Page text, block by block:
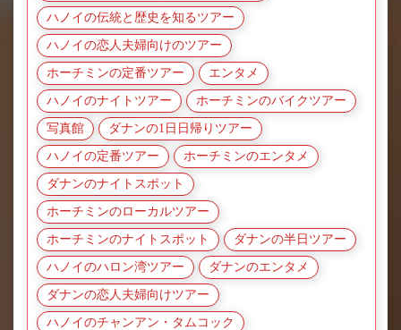
ハノイの伝統と歴史を知るツアー
ハノイの恋人夫婦向けのツアー
ホーチミンの定番ツアー エンタメ
ハノイのナイトツアー ホーチミンのバイクツアー
写真館 ダナンの1日日帰りツアー
ハノイの定番ツアー ホーチミンのエンタメ
ダナンのナイトスポット
ホーチミンのローカルツアー
ホーチミンのナイトスポット ダナンの半日ツアー
ハノイのハロン湾ツアー ダナンのエンタメ
ダナンの恋人夫婦向けツアー
ハノイのチャンアン・タムコック